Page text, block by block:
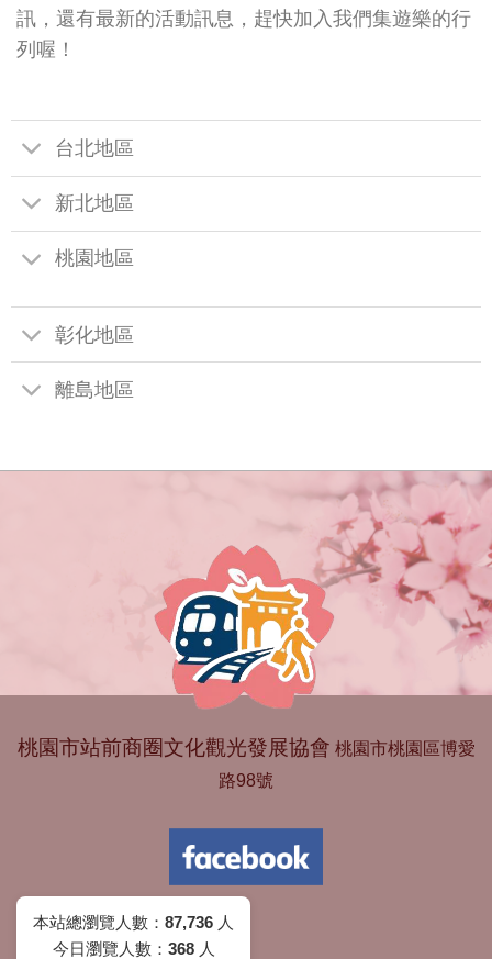
訊，還有最新的活動訊息，趕快加入我們集遊樂的行
列喔！
台北地區
新北地區
桃園地區
彰化地區
離島地區
桃園市站前商圈文化觀光發展協會 桃園市桃園區博愛
路98號
本站總瀏覽人數： 87,736 人
今日瀏覽人數： 368人